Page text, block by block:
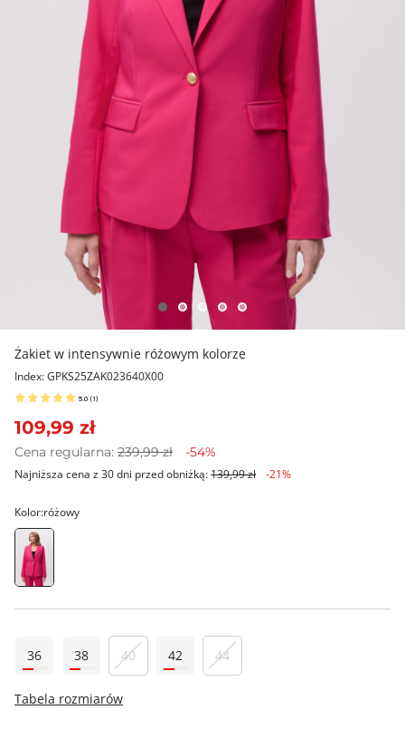
Żakiet w intensywnie różowym kolorze
Index: GPKS25ZAK023640X00
5.0 (1 )
109,99 zł
Cena regularna: 239,99 zł -54%
Najniższa cena z 30 dni przed obniżką:139,99 zł -21%
Kolor:różowy
36 38 40 42 44
Tabela rozmiarów